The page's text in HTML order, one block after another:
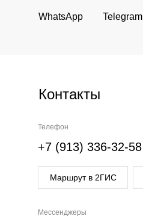
Telegram
WhatsApp
Контакты
Мессенджеры
Телефон
+7 (913) 336-32-58
Маршрут в 2ГИС